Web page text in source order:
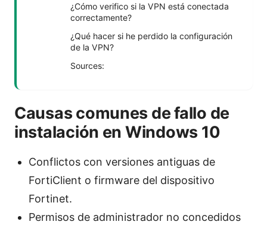
¿Cómo verifico si la VPN está conectada
correctamente?
¿Qué hacer si he perdido la configuración
de la VPN?
Sources:
Causas comunes de fallo de
instalación en Windows 10
Conflictos con versiones antiguas de
FortiClient o firmware del dispositivo
Fortinet.
Permisos de administrador no concedidos